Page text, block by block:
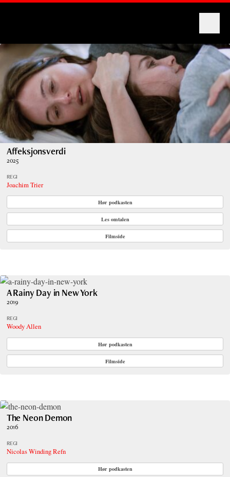
Affeksjonsverdi
2025
REGI
Joachim Trier
Hør podkasten
Les omtalen
Filmside
A Rainy Day in New York
2019
REGI
Woody Allen
Hør podkasten
Filmside
The Neon Demon
2016
REGI
Nicolas Winding Refn
Hør podkasten